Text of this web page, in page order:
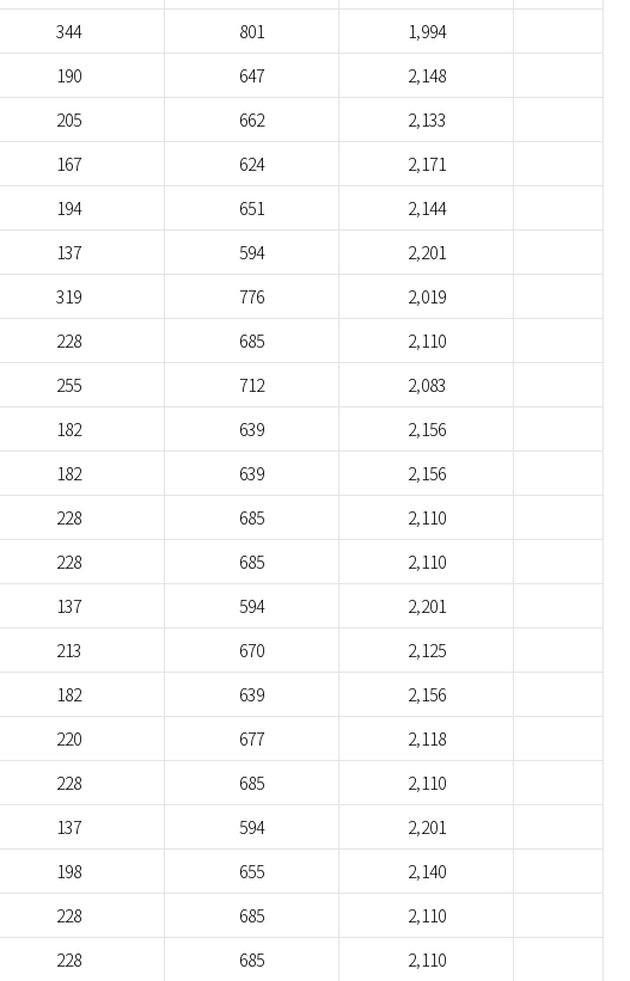
344 801
1,994
190 647
2,148
205 662
2,133
167 624
2,171
194 651
2,144
137 594
2,201
319 776
2,019
228 685
2,110
255 712
2,083
182 639
2,156
182 639
2,156
228 685
2,110
228 685
2,110
137 594
2,201
213 670
2,125
182 639
2,156
220 677
2,118
228 685
2,110
137 594
2,201
198 655
2,140
228 685
2,110
228 685
2,110